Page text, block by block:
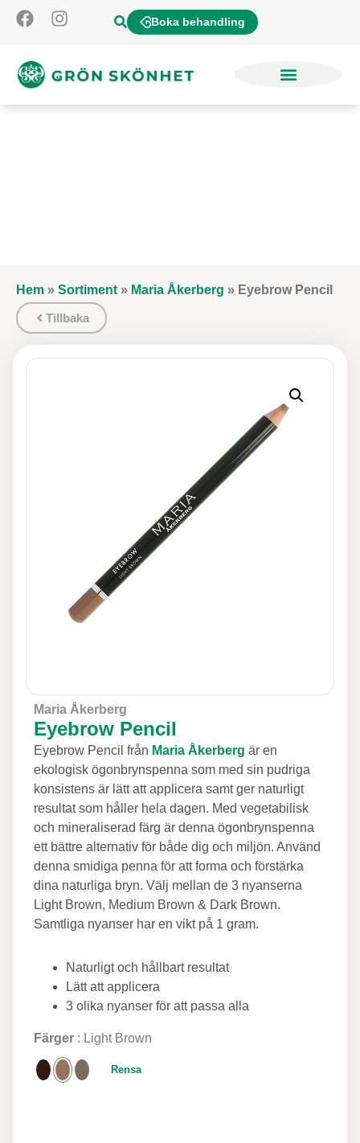
Boka behandling
Tillbaka
Hem » Sortiment » Maria Åkerberg » Eyebrow Pencil
Maria Åkerberg
Eyebrow Pencil
Eyebrow Pencil från Maria Åkerberg är en
ekologisk ögonbrynspenna som med sin pudriga
konsistens är lätt att applicera samt ger naturligt
resultat som håller hela dagen. Med vegetabilisk
och mineraliserad färg är denna ögonbrynspenna
ett bättre alternativ för både dig och miljön. Använd
denna smidiga penna för att forma och förstärka
dina naturliga bryn. Välj mellan de 3 nyanserna
Light Brown, Medium Brown & Dark Brown.
Samtliga nyanser har en vikt på 1 gram.
Naturligt och hållbart resultat
Lätt att applicera
3 olika nyanser för att passa alla
Färger Light Brown
Rensa